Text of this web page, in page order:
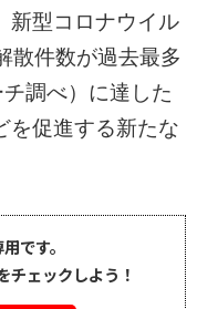
新型コロナウイル
散件数が過去最多
調べ）に達した
を促進する新たな
です。
チェックしよう！